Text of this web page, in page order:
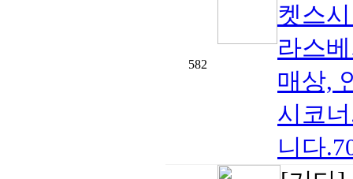
582
켓스
라스
매상,
시코
니다